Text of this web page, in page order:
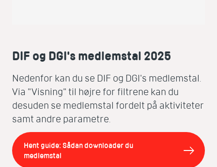
DIF og DGI's medlemstal 2025
Nedenfor kan du se DIF og DGI's medlemstal.
Via "Visning" til højre for filtrene kan du
desuden se medlemstal fordelt på aktiviteter
samt andre parametre.
Hent guide: Sådan downloader du
medlemstal